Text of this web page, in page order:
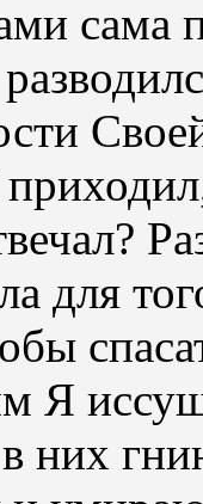
сама
для
Я
них